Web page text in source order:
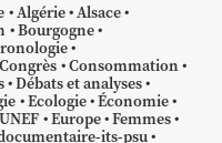
Algérie Alsace
Bourgogne
Congrès Consommation
Débats et analyses
Ecologie Économie
Europe Femmes
its-psu